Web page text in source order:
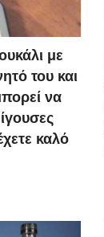
με
του και
να
καλό